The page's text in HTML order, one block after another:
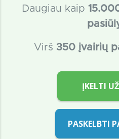
Daugiau kaip 15
Virš 350 įvairių
ĮKELTI
PASKELBTI